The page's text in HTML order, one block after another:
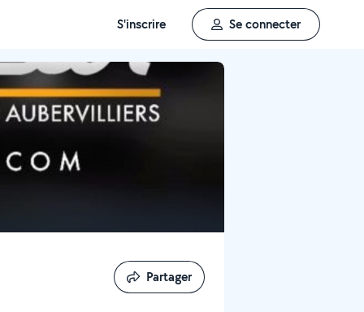
S'inscrire Se connecter
Partager
Partager